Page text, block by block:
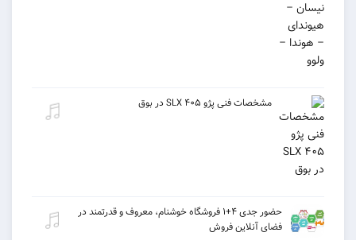
مشخصات فنی پژو ۴۰۵ SLX در بوق
حضور جدی ۴+۱ فروشگاه خوشنام، معروف و قدرتمند در
فضای آنلاین فروش